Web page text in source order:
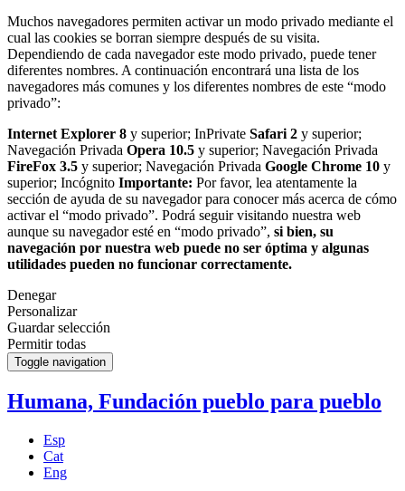
Muchos navegadores permiten activar un modo privado mediante el
cual las cookies se borran siempre después de su visita.
Dependiendo de cada navegador este modo privado, puede tener
diferentes nombres. A continuación encontrará una lista de los
navegadores más comunes y los diferentes nombres de este “modo
privado”:
Internet Explorer 8 y superior; InPrivate Safari 2 y superior;
Navegación Privada Opera 10.5 y superior; Navegación Privada
FireFox 3.5 y superior; Navegación Privada Google Chrome 10 y
superior; Incógnito Importante: Por favor, lea atentamente la
sección de ayuda de su navegador para conocer más acerca de cómo
activar el “modo privado”. Podrá seguir visitando nuestra web
aunque su navegador esté en “modo privado”, si bien, su
navegación por nuestra web puede no ser óptima y algunas
utilidades pueden no funcionar correctamente.
Denegar
Personalizar
Guardar selección
Permitir todas
Toggle navigation
Humana, Fundación pueblo para pueblo
Esp
Cat
Eng